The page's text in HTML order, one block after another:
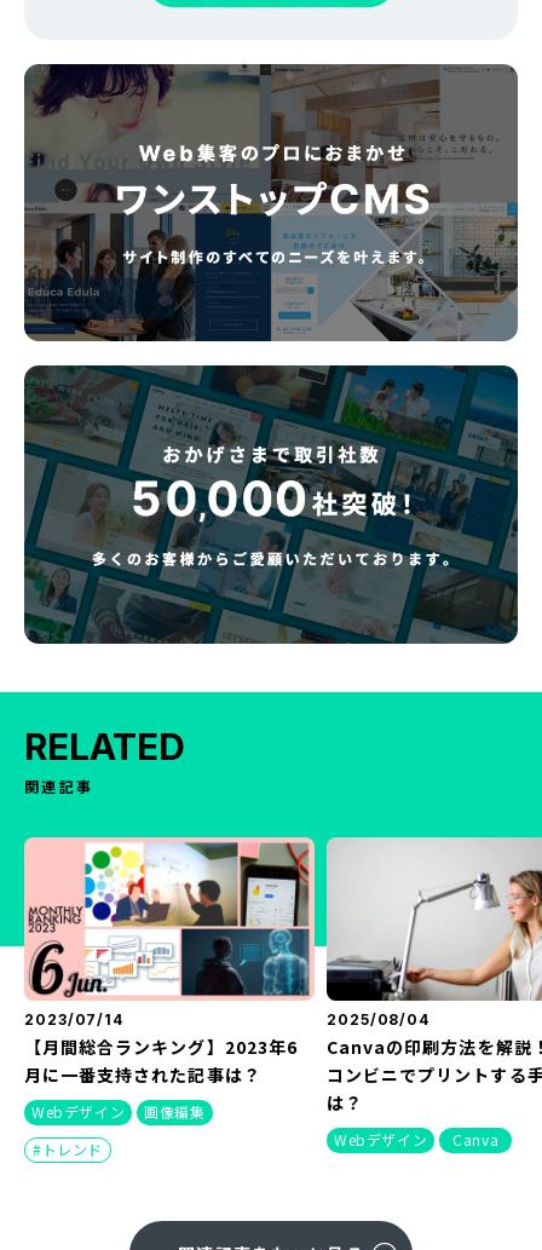
RELATED
関連記事
2023/07/14
【月間総合ランキング】2023年6
月に一番支持された記事は？
Webデザイン
画像編集
トレンド
2025/08/04
Canvaの印刷方法を解説
コンビニでプリントする
は？
Webデザイン Canva